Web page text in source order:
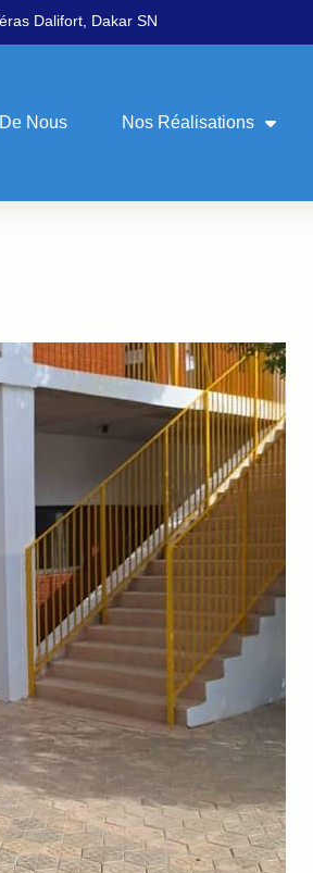
Dalifort, Dakar SN
Nous Nos Réalisations